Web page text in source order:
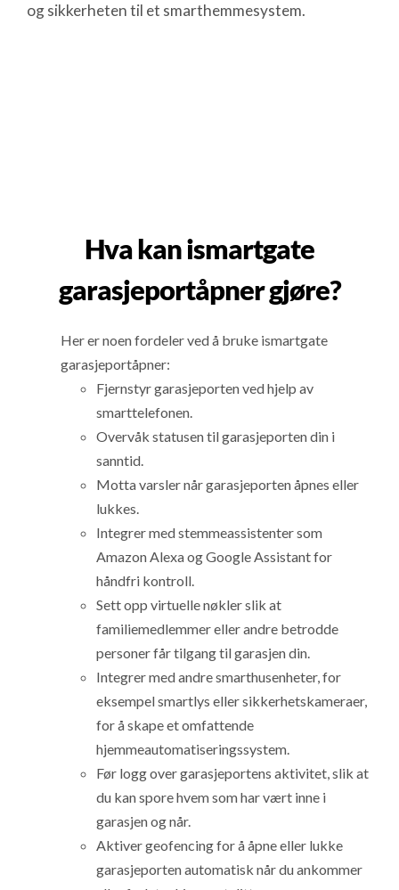
og sikkerheten til et smarthemmesystem.
Hva kan ismartgate
garasjeportåpner gjøre?
Her er noen fordeler ved å bruke ismartgate
garasjeportåpner:
Fjernstyr garasjeporten ved hjelp av
smarttelefonen.
Overvåk statusen til garasjeporten din i
sanntid.
Motta varsler når garasjeporten åpnes eller
lukkes.
Integrer med stemmeassistenter som
Amazon Alexa og Google Assistant for
håndfri kontroll.
Sett opp virtuelle nøkler slik at
familiemedlemmer eller andre betrodde
personer får tilgang til garasjen din.
Integrer med andre smarthusenheter, for
eksempel smartlys eller sikkerhetskameraer,
for å skape et omfattende
hjemmeautomatiseringssystem.
Før logg over garasjeportens aktivitet, slik at
du kan spore hvem som har vært inne i
garasjen og når.
Aktiver geofencing for å åpne eller lukke
garasjeporten automatisk når du ankommer